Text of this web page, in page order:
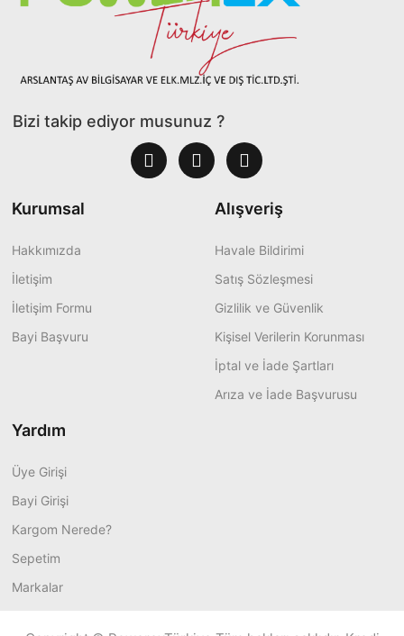
Bizi takip ediyor musunuz ?
Kurumsal
Hakkımızda
İletişim
İletişim Formu
Bayi Başvuru
Alışveriş
Havale Bildirimi
Satış Sözleşmesi
Gizlilik ve Güvenlik
Kişisel Verilerin Korunması
İptal ve İade Şartları
Arıza ve İade Başvurusu
Yardım
Üye Girişi
Bayi Girişi
Kargom Nerede?
Sepetim
Markalar